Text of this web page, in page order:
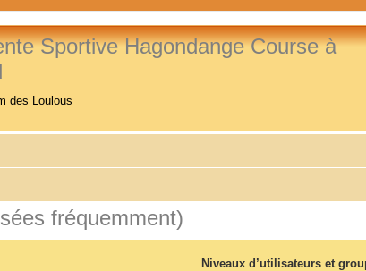
Sportive Hagondange Course à
des Loulous
fréquemment)
Niveaux d’utilisateurs et